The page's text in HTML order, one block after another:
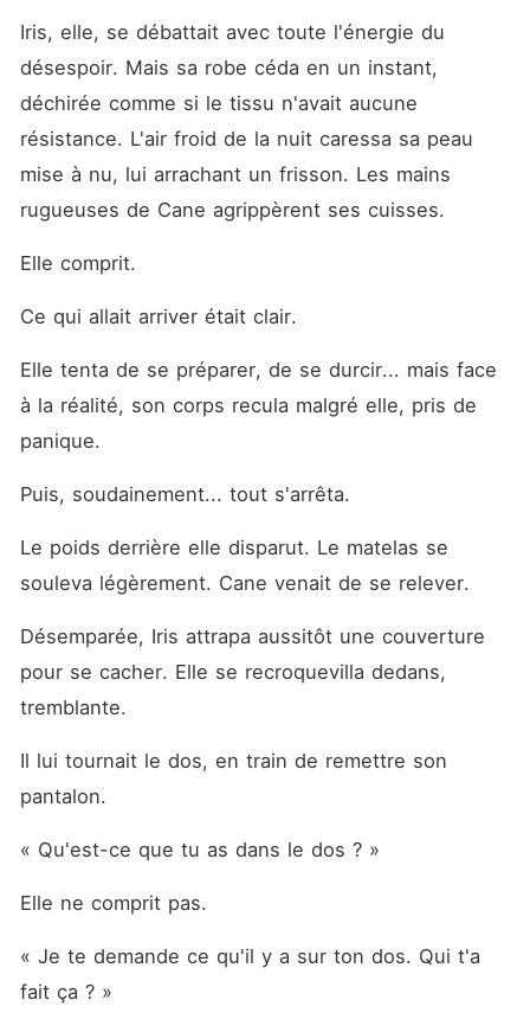
Iris, elle, se débattait avec toute l'énergie du
désespoir. Mais sa robe céda en un instant,
déchirée comme si le tissu n'avait aucune
résistance. L'air froid de la nuit caressa sa peau
mise à nu, lui arrachant un frisson. Les mains
rugueuses de Cane agrippèrent ses cuisses.
Elle comprit.
Ce qui allait arriver était clair.
Elle tenta de se préparer, de se durcir... mais face
à la réalité, son corps recula malgré elle, pris de
panique.
Puis, soudainement... tout s'arrêta.
Le poids derrière elle disparut. Le matelas se
souleva légèrement. Cane venait de se relever.
Désemparée, Iris attrapa aussitôt une couverture
pour se cacher. Elle se recroquevilla dedans,
tremblante.
Il lui tournait le dos, en train de remettre son
pantalon.
« Qu'est-ce que tu as dans le dos ? »
Elle ne comprit pas.
« Je te demande ce qu'il y a sur ton dos. Qui t'a
fait ça ? »